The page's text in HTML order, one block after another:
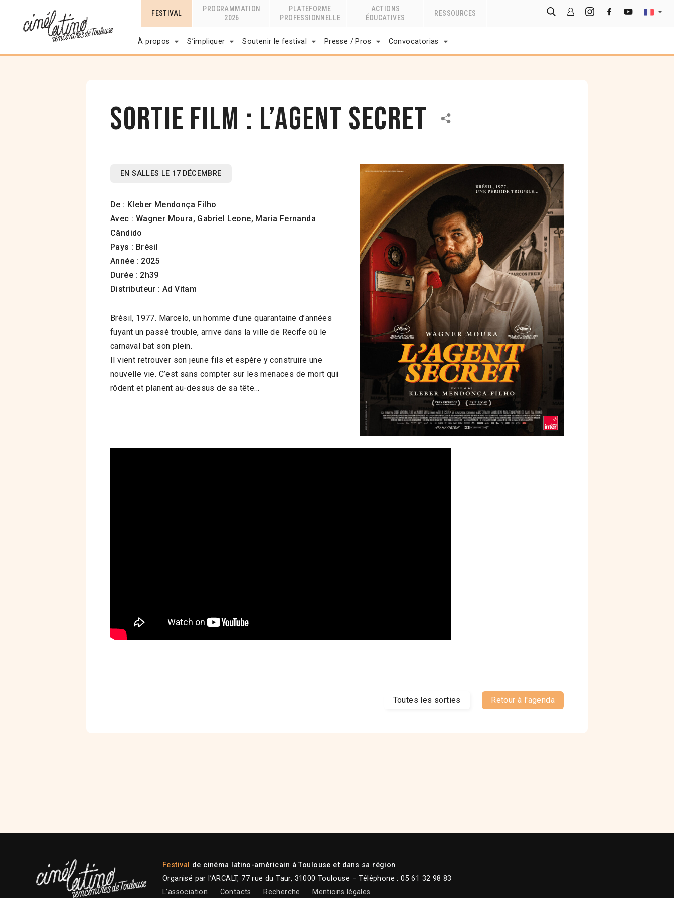
FESTIVAL
PROGRAMMATION
2026
PLATEFORME
PROFESSIONNELLE
ACTIONS
ÉDUCATIVES
RESSOURCES
À propos S’impliquer Soutenir le festival Presse / Pros Convocatorias
Sortie film : L’agent secret
EN SALLES LE 17 DÉCEMBRE
De : Kleber Mendonça Filho
Avec : Wagner Moura, Gabriel Leone, Maria Fernanda
Cândido
Pays : Brésil
Année : 2025
Durée : 2h39
Distributeur : Ad Vitam
Brésil, 1977. Marcelo, un homme d’une quarantaine d’années
fuyant un passé trouble, arrive dans la ville de Recife où le
carnaval bat son plein.
Il vient retrouver son jeune fils et espère y construire une
nouvelle vie. C’est sans compter sur les menaces de mort qui
rôdent et planent au-dessus de sa tête…
Toutes les sorties Retour à l'agenda
Festival de cinéma latino-américain à Toulouse et dans sa région
Organisé par l’ARCALT, 77 rue du Taur, 31000 Toulouse – Téléphone : 05 61 32 98 83
L’association
Contacts Recherche Mentions légales